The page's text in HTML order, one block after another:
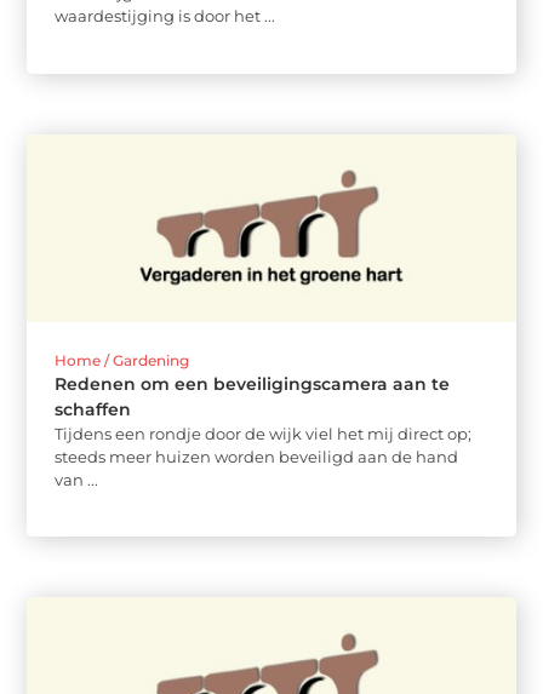
waardestijging is door het ...
Home / Gardening
Redenen om een beveiligingscamera aan te
schaffen
Tijdens een rondje door de wijk viel het mij direct op;
steeds meer huizen worden beveiligd aan de hand
van ...